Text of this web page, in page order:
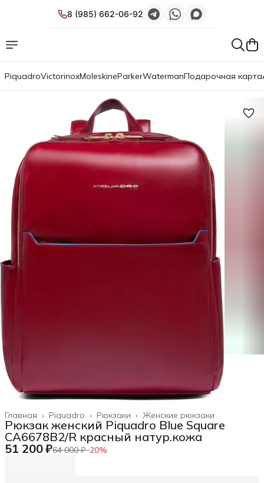
8 (985) 662-06-92
PiquadroVictorinoxMoleskineParkerWatermanПодарочная карта
Женские рюкзаки
Рюкзаки ›
Piquadro ›
Главная ›
Рюкзак женский Piquadro Blue Square
CA6678B2/R красный натур.кожа
51 200 ₽64 000 ₽−20%